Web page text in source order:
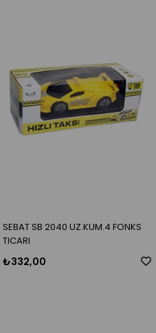
SEBAT SB 2040 UZ.KUM.4 FONKS
TICARI
₺332,00